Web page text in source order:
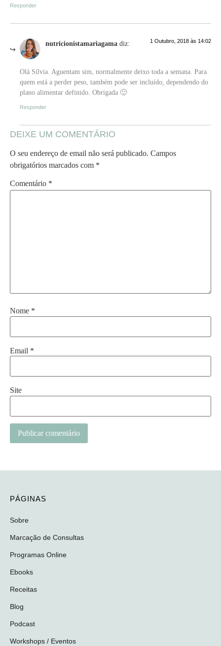
Responder
nutricionistamariagama diz: 1 Outubro, 2018 às 14:02
Olá Sílvia. Aguentam sim, normalmente deixo toda a semana. Para
quem está a perder peso, também pode ser incluído, dependendo do
plano alimentar definido. Obrigada 🙂
Responder
DEIXE UM COMENTÁRIO
O seu endereço de email não será publicado. Campos
obrigatórios marcados com *
Comentário *
Nome *
Email *
Site
PÁGINAS
Sobre
Marcação de Consultas
Programas Online
Ebooks
Receitas
Blog
Podcast
Workshops / Eventos